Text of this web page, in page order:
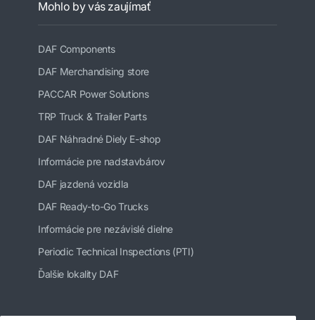
Mohlo by vás zaujímať
DAF Components
DAF Merchandising store
PACCAR Power Solutions
TRP Truck & Trailer Parts
DAF Náhradné Diely E-shop
Informácie pre nadstavbárov
DAF jazdená vozidla
DAF Ready-to-Go Trucks
Informácie pre nezávislé dielne
Periodic Technical Inspections (PTI)
Ďalšie lokality DAF